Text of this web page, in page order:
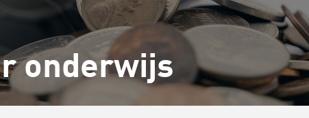
onderwijs